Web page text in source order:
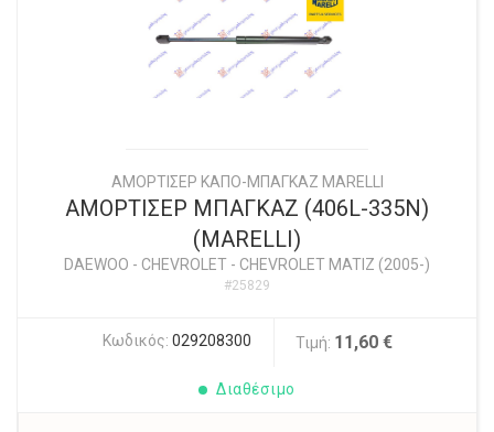
ΑΜΟΡΤΙΣΕΡ ΚΑΠΟ-ΜΠΑΓΚΑΖ MARELLI
ΑΜΟΡΤΙΣΕΡ ΜΠΑΓΚΑΖ (406L-335N)
(MARELLI)
DAEWOO - CHEVROLET - CHEVROLET MATIZ (2005-)
#25829
Κωδικός: 029208300 Τιμή: 11,60 €
Διαθέσιμο